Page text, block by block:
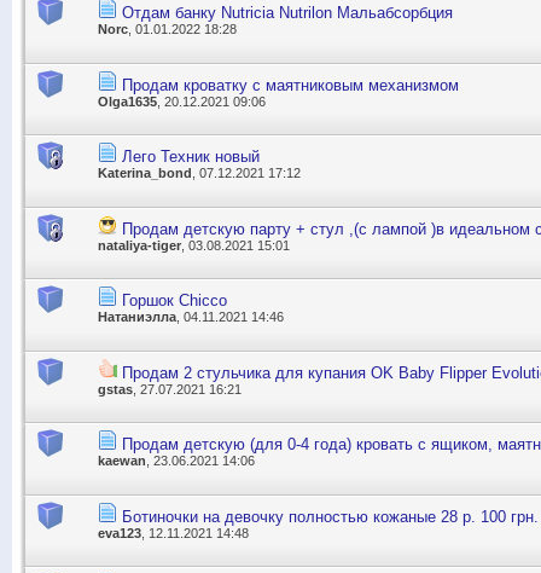
Отдам банку Nutricia Nutrilon Мальабсорбция
Norc, 01.01.2022 18:28
Продам кроватку с маятниковым механизмом
Olga1635 , 20.12.2021 09:06
Лего Техник новый
Katerina_bond , 07.12.2021 17:12
Продам детскую парту + стул ,(с лампой )в идеальном
nataliya-tiger , 03.08.2021 15:01
Горшок Chicco
Натаниэлла , 04.11.2021 14:46
Продам 2 стульчика для купания OK Baby Flipper
gstas , 27.07.2021 16:21
Продам детскую (для 0-4 года) кровать с ящиком,
kaewan , 23.06.2021 14:06
Ботиночки на девочку полностью кожаные 28 р. 100 грн.
eva123 , 12.11.2021 14:48